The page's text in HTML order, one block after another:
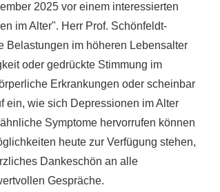
2025 vor einem interessierten
im Alter". Herr Prof. Schönfeldt-
Belastungen im höheren Lebensalter
oder gedrückte Stimmung im
Erkrankungen oder scheinbar
ein, wie sich Depressionen im Alter
Symptome hervorrufen können
heute zur Verfügung stehen,
Dankeschön an alle
Gespräche.